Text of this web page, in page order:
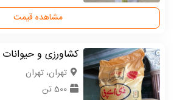
مشاهده قیمت
کشاورزی و حیوانات
تهران، تهران
500 تن